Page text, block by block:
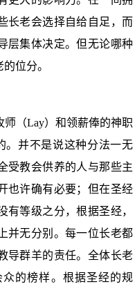
长老会选择自给自足，而
层集体决定。但无论哪种
位分。
师（Lay）和领薪俸的神职
。并不是说这种分法一无
受教会供养的人与那些主
也许确有必要；但在圣经
有等级之分，根据圣经，
并无分别。每一位长老都
导群羊的责任。全体长老
的榜样。根据圣经的规